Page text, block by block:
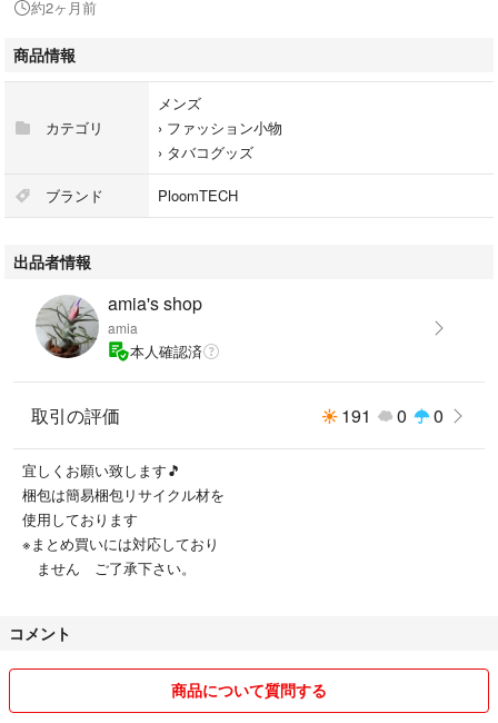
約2ヶ月前
商品情報
カテゴリ
メンズ
› ファッション小物
› タバコグッズ
ブランド PloomTECH
出品者情報
amia's shop
amia
本人確認済
取引の評価 191 0 0
宜しくお願い致します🎵
梱包は簡易梱包リサイクル材を
使用しております
※まとめ買いには対応しており
ません ご了承下さい。
コメント
商品について質問する